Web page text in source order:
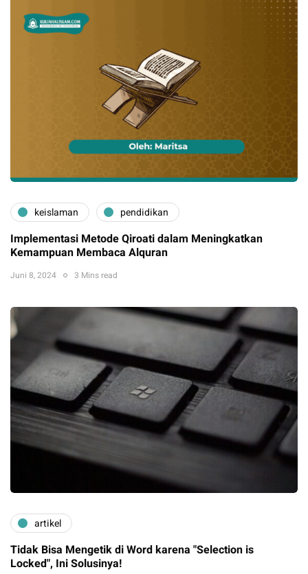
keislaman pendidikan
Implementasi Metode Qiroati dalam Meningkatkan
Kemampuan Membaca Alquran
Juni 8, 2024 3 Mins read
artikel
Tidak Bisa Mengetik di Word karena "Selection is
Locked", Ini Solusinya!